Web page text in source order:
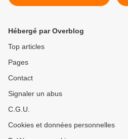
Hébergé par Overblog
Top articles
Pages
Contact
Signaler un abus
C.G.U.
Cookies et données personnelles